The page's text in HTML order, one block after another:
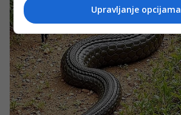
Upravljanje opcijama